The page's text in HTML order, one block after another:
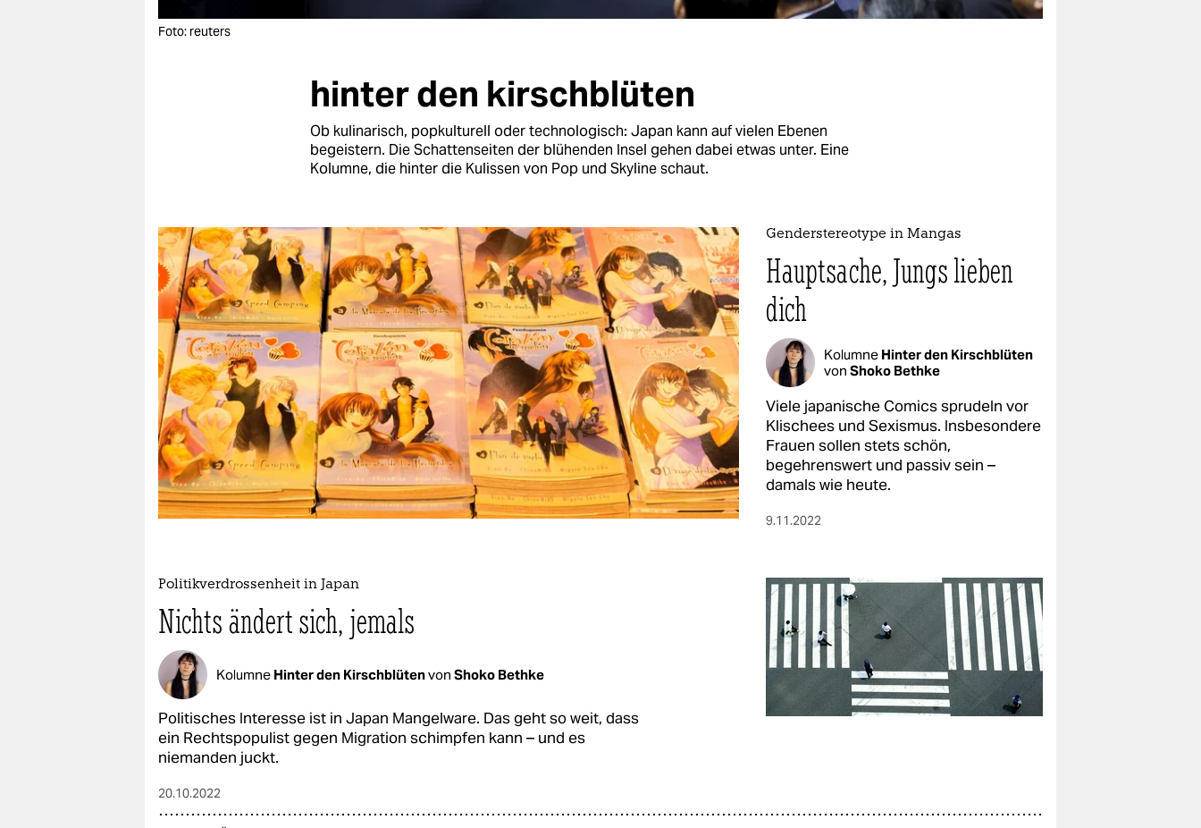
nord
fragen & hilfe
unterstützen
abo
genossenschaft
epaper login
Foto: reuters
hinter den kirschblüten
Ob kulinarisch, popkulturell oder technologisch: Japan kann auf vielen Ebenen
begeistern. Die Schattenseiten der blühenden Insel gehen dabei etwas unter. Eine
Kolumne, die hinter die Kulissen von Pop und Skyline schaut.
Genderstereotype in Mangas
Hauptsache, Jungs lieben
dich
Kolumne Hinter den Kirschblüten
von Shoko Bethke
Viele japanische Comics sprudeln vor
Klischees und Sexismus. Insbesondere
Frauen sollen stets schön,
begehrenswert und passiv sein –
damals wie heute.
9.11.2022
Politikverdrossenheit in Japan
Nichts ändert sich, jemals
Kolumne Hinter den Kirschblütenvon Shoko Bethke
Politisches Interesse ist in Japan Mangelware. Das geht so weit, dass
ein Rechtspopulist gegen Migration schimpfen kann – und es
niemanden juckt.
20.10.2022